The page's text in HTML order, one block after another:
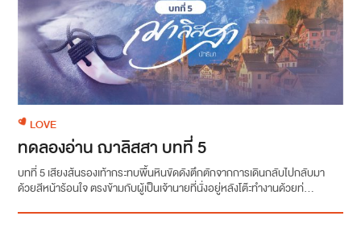
LOVE
ทดลองอ่าน ฌาลิสสา บทที่ 5
บทที่ 5 เสียงส้นรองเท้ากระทบพื้นหินขัดดังตึกตักจากการเดินกลับไปกลับมา
ด้วยสีหน้าร้อนใจ ตรงข้ามกับผู้เป็นเจ้านายที่นั่งอยู่หลังโต๊ะทำงานด้วยท่...